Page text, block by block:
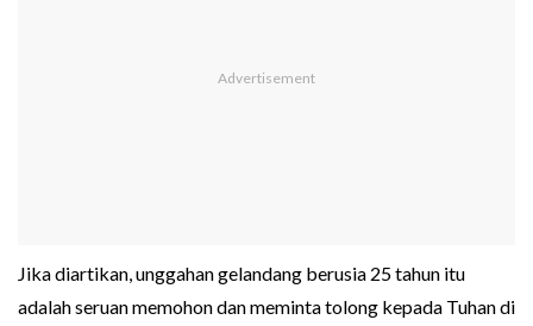
Jika diartikan, unggahan gelandang berusia 25 tahun itu
adalah seruan memohon dan meminta tolong kepada Tuhan di